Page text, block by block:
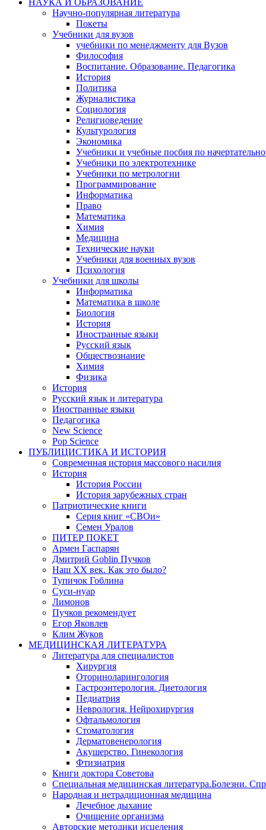
НАУКА И ОБРАЗОВАНИЕ
Научно-популярная литература
Покеты
Учебники для вузов
учебники по менеджменту для Вузов
Философия
Воспитание. Образование. Педагогика
История
Политика
Журналистика
Социология
Религиоведение
Культурология
Экономика
Учебники и учебные посбия по
Учебники по электротехнике
Учебники по метрологии
Программирование
Информатика
Право
Математика
Химия
Медицина
Технические науки
Учебники для военных вузов
Психология
Учебники для школы
Информатика
Математика в школе
Биология
История
Иностранные языки
Русский язык
Обществознание
Химия
Физика
История
Русский язык и литература
Иностранные языки
Педагогика
New Science
Pop Science
ПУБЛИЦИСТИКА И ИСТОРИЯ
Современная история массового насилия
История
История России
История зарубежных стран
Патриотические книги
Серия книг «СВОи»
Семен Уралов
ПИТЕР ПОКЕТ
Армен Гаспарян
Дмитрий Goblin Пучков
Наш XX век. Как это было?
Тупичок Гоблина
Суси-нуар
Лимонов
Пучков рекомендует
Егор Яковлев
Клим Жуков
МЕДИЦИНСКАЯ ЛИТЕРАТУРА
Литература для специалистов
Хирургия
Оториноларингология
Гастроэнтерология. Диетология
Педиатрия
Неврология. Нейрохирургия
Офтальмология
Стоматология
Дерматовенерология
Акушерство. Гинекология
Фтизиатрия
Книги доктора Советова
Специальная медицинская литература.Болезни.
Народная и нетрадиционная медицина
Лечебное дыхание
Очищение организма
Авторские методики исцеления